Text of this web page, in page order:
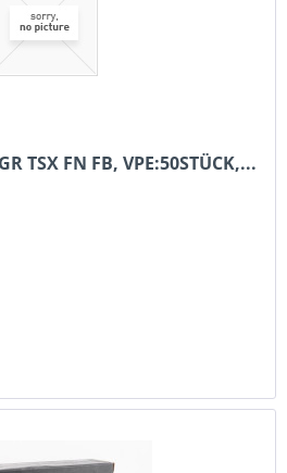
TSX FN FB, VPE:50STÜCK,...